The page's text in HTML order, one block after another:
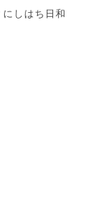
にしはち日和